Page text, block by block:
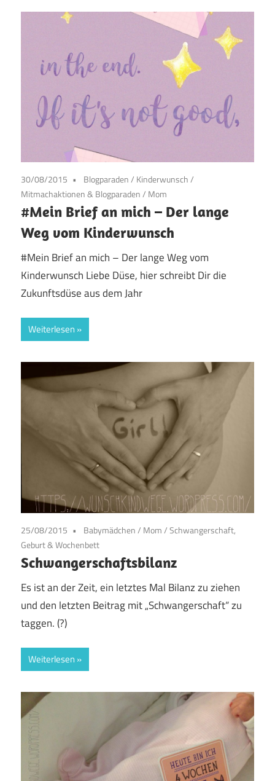
30/08/2015 Blogparaden/ Kinderwunsch/
Mitmachaktionen & Blogparaden/ Mom
#Mein Brief an mich – Der lange
Weg vom Kinderwunsch
#Mein Brief an mich – Der lange Weg vom
Kinderwunsch Liebe Düse, hier schreibt Dir die
Zukunftsdüse aus dem Jahr
Weiterlesen
25/08/2015 Babymädchen/ Mom/Schwangerschaft,
Geburt & Wochenbett
Schwangerschaftsbilanz
Es ist an der Zeit, ein letztes Mal Bilanz zu ziehen
und den letzten Beitrag mit „Schwangerschaft“ zu
taggen. (?)
Weiterlesen